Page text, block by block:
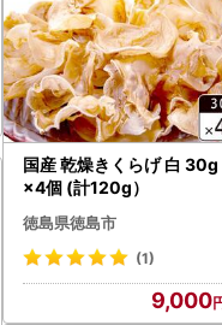
国産 乾燥きくらげ 白 30g
×4個 (計120g）
徳島県徳島市
(1)
9,000